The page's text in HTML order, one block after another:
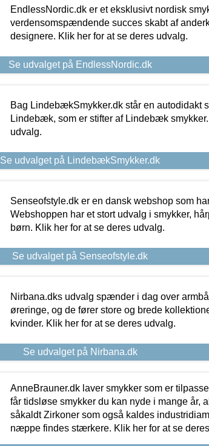
EndlessNordic.dk er et eksklusivt nordisk
verdensomspændende succes skabt af
designere. Klik her for at se deres udvalg.
Se udvalget på EndlessNordic.dk
Bag LindebækSmykker.dk står en autodidakt
Lindebæk, som er stifter af Lindebæk
udvalg.
Se udvalget på LindebækSmykker.dk
Senseofstyle.dk er en dansk webshop som
Webshoppen har et stort udvalg i smykker,
børn. Klik her for at se deres udvalg.
Se udvalget på Senseofstyle.dk
Nirbana.dks udvalg spænder i dag over
øreringe, og de fører store og brede
kvinder. Klik her for at se deres udvalg.
Se udvalget på Nirbana.dk
AnneBrauner.dk laver smykker som er
får tidsløse smykker du kan nyde i mange år,
såkaldt Zirkoner som også kaldes
næppe findes stærkere. Klik her for at se